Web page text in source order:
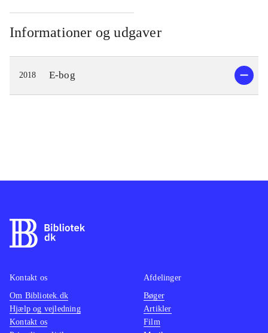
Informationer og udgaver
2018 E-bog
Kontakt os
Om Bibliotek.dk
Hjælp og vejledning
Kontakt os
Afdelinger
Bøger
Artikler
Film